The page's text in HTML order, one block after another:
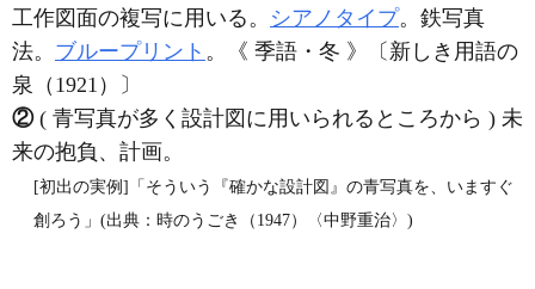
工作図面の複写に用いる。 シアノタイプ。鉄写真
法。 ブループリント 。《 季語・冬 》〔新しき用語の
泉（1921）〕
②( 青写真が多く設計図に用いられるところから ) 未
来の抱負、計画。
[初出の実例]「そういう『確かな設計図』の青写真を、いますぐ
創ろう」(出典：時のうごき（1947）〈中野重治〉)